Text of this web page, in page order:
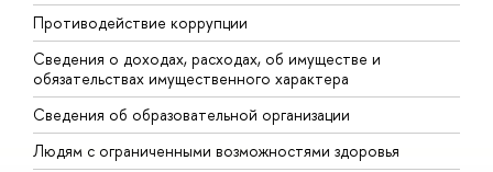
Противодействие коррупции
Сведения о доходах, расходах, об имуществе и
обязательствах имущественного характера
Сведения об образовательной организации
Людям с ограниченными возможностями здоровья